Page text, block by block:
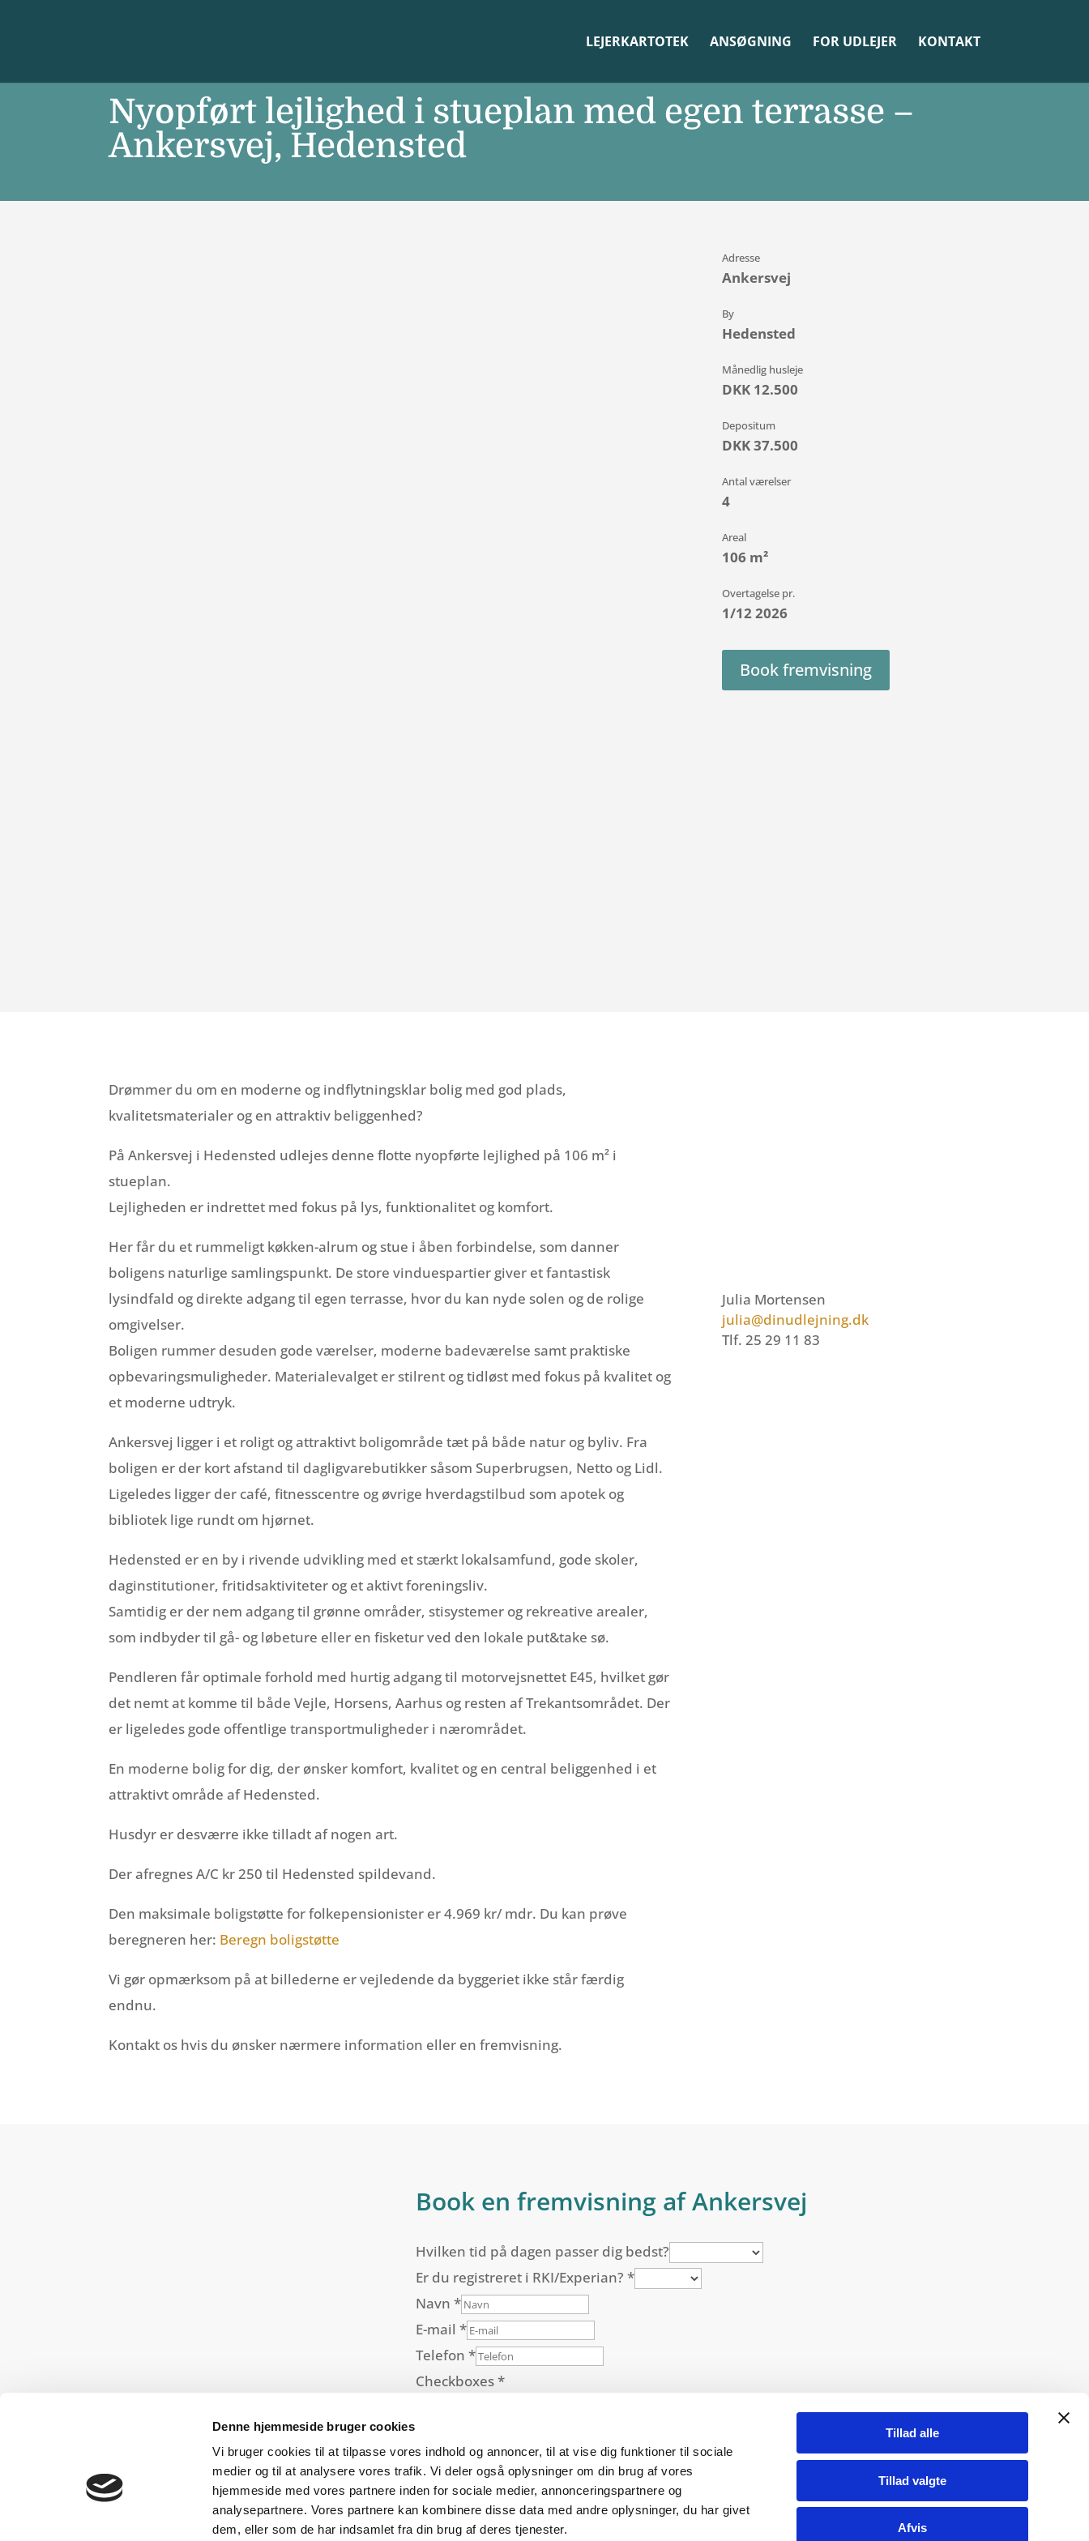
Denne hjemmeside bruger cookies
Vi bruger cookies til at tilpasse vores indhold og annoncer, til at vise dig funktioner til sociale
medier og til at analysere vores trafik. Vi deler også oplysninger om din brug af vores
hjemmeside med vores partnere inden for sociale medier, annonceringspartnere og
analysepartnere. Vores partnere kan kombinere disse data med andre oplysninger, du har givet
dem, eller som de har indsamlet fra din brug af deres tjenester.
Tillad alle
Tillad valgte
Afvis
LEJERKARTOTEK ANSØGNING FOR UDLEJER KONTAKT
Nyopført lejlighed i stueplan med egen terrasse –
Ankersvej, Hedensted
Adresse
Ankersvej
By
Hedensted
Månedlig husleje
DKK 12.500
Depositum
DKK 37.500
Antal værelser
4
Areal
106 m²
Overtagelse pr.
1/12 2026
Book fremvisning
Drømmer du om en moderne og indflytningsklar bolig med god plads,
kvalitetsmaterialer og en attraktiv beliggenhed?
På Ankersvej i Hedensted udlejes denne flotte nyopførte lejlighed på 106 m² i
stueplan.
Lejligheden er indrettet med fokus på lys, funktionalitet og komfort.
Her får du et rummeligt køkken-alrum og stue i åben forbindelse, som danner
boligens naturlige samlingspunkt. De store vinduespartier giver et fantastisk
lysindfald og direkte adgang til egen terrasse, hvor du kan nyde solen og de rolige
omgivelser.
Boligen rummer desuden gode værelser, moderne badeværelse samt praktiske
opbevaringsmuligheder. Materialevalget er stilrent og tidløst med fokus på kvalitet og
et moderne udtryk.
Ankersvej ligger i et roligt og attraktivt boligområde tæt på både natur og byliv. Fra
boligen er der kort afstand til dagligvarebutikker såsom Superbrugsen, Netto og Lidl.
Ligeledes ligger der café, fitnesscentre og øvrige hverdagstilbud som apotek og
bibliotek lige rundt om hjørnet.
Hedensted er en by i rivende udvikling med et stærkt lokalsamfund, gode skoler,
daginstitutioner, fritidsaktiviteter og et aktivt foreningsliv.
Samtidig er der nem adgang til grønne områder, stisystemer og rekreative arealer,
som indbyder til gå- og løbeture eller en fisketur ved den lokale put&take sø.
Pendleren får optimale forhold med hurtig adgang til motorvejsnettet E45, hvilket gør
det nemt at komme til både Vejle, Horsens, Aarhus og resten af Trekantsområdet. Der
er ligeledes gode offentlige transportmuligheder i nærområdet.
En moderne bolig for dig, der ønsker komfort, kvalitet og en central beliggenhed i et
attraktivt område af Hedensted.
Husdyr er desværre ikke tilladt af nogen art.
Der afregnes A/C kr 250 til Hedensted spildevand.
Den maksimale boligstøtte for folkepensionister er 4.969 kr/ mdr. Du kan prøve
beregneren her: Beregn boligstøtte
Vi gør opmærksom på at billederne er vejledende da byggeriet ikke står færdig
endnu.
Kontakt os hvis du ønsker nærmere information eller en fremvisning.
Julia Mortensen
julia@dinudlejning.dk
Tlf. 25 29 11 83
Book en fremvisning af Ankersvej
Hvilken tid på dagen passer dig bedst?
Er du registreret i RKI/Experian? *
Navn *
E-mail *
Telefon *
Checkboxes*
Se vores persondatapolitik her
Book